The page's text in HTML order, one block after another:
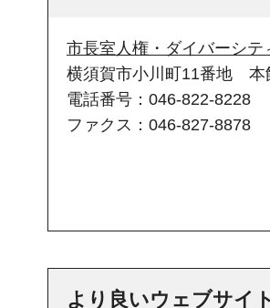
市長室人権・ダイバーシテ
横須賀市小川町11番地 本
電話番号：046-822-8228
ファクス：046-827-8878
より良いウェブサイ